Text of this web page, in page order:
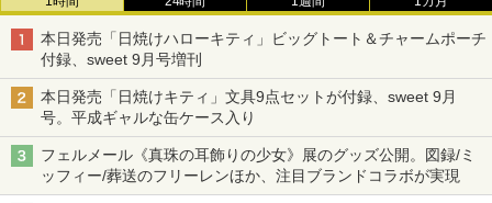
本日発売「日焼けハローキティ」ビッグトート＆チャームポーチ
付録、sweet 9月号増刊
本日発売「日焼けキティ」文具9点セットが付録、sweet 9月
号。平成ギャルな缶ケース入り
フェルメール《真珠の耳飾りの少女》展のグッズ公開。図録/ミ
ッフィー/葬送のフリーレンほか、注目ブランドコラボが実現